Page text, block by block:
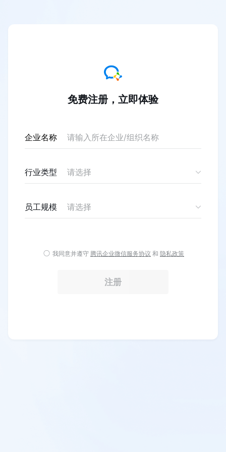
免费注册，立即体验
企业名称
行业类型 请选择
员工规模 请选择
我同意并遵守 腾讯企业微信服务协议 和 隐私政策
注册